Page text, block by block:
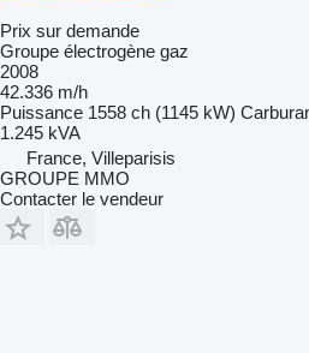
Prix sur demande
Groupe électrogène gaz
2008
42.336 m/h
Puissance 1558 ch (1145 kW)
1.245 kVA
France, Villeparisis
GROUPE MMO
Contacter le vendeur